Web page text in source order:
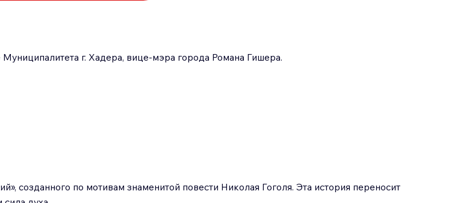
г. Хадера, вице-мэра города Романа Гишера.
созданного по мотивам знаменитой повести Николая Гоголя. Эта история переносит